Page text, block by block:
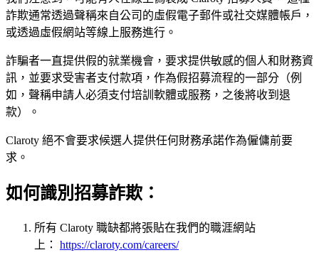
詐欺通常透過聲稱來自公司的虛假電子郵件或社交媒體帳戶，
或透過虛假網站等線上服務進行。
詐騙者一直提供假的就業機會，要求提供敏感的個人和財務資
訊，並要求受害者支付款項，作為假招募流程的一部分（例
如，聲稱申請人必須支付培訓軟體或服務，之後將收到退
款）。
Claroty 絕不會要求候選人提供任何財務承諾作為僱傭前要
求。
如何識別招募詐欺：
所有 Claroty 職缺都將張貼在我們的職涯網站
上： https://claroty.com/careers/